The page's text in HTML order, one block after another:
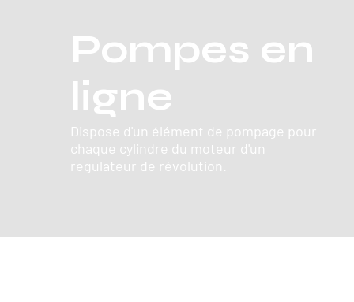
Pompes en
ligne
Dispose d'un élément de pompage pour
chaque cylindre du moteur d'un
regulateur de révolution.